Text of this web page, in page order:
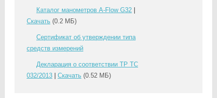
Каталог манометров A-Flow G32
Скачать (0.2 МБ)
Сертификат об утверждении типа
средств измерений
Декларация о соответствии ТР ТС
032/2013
Скачать (0.52 МБ)